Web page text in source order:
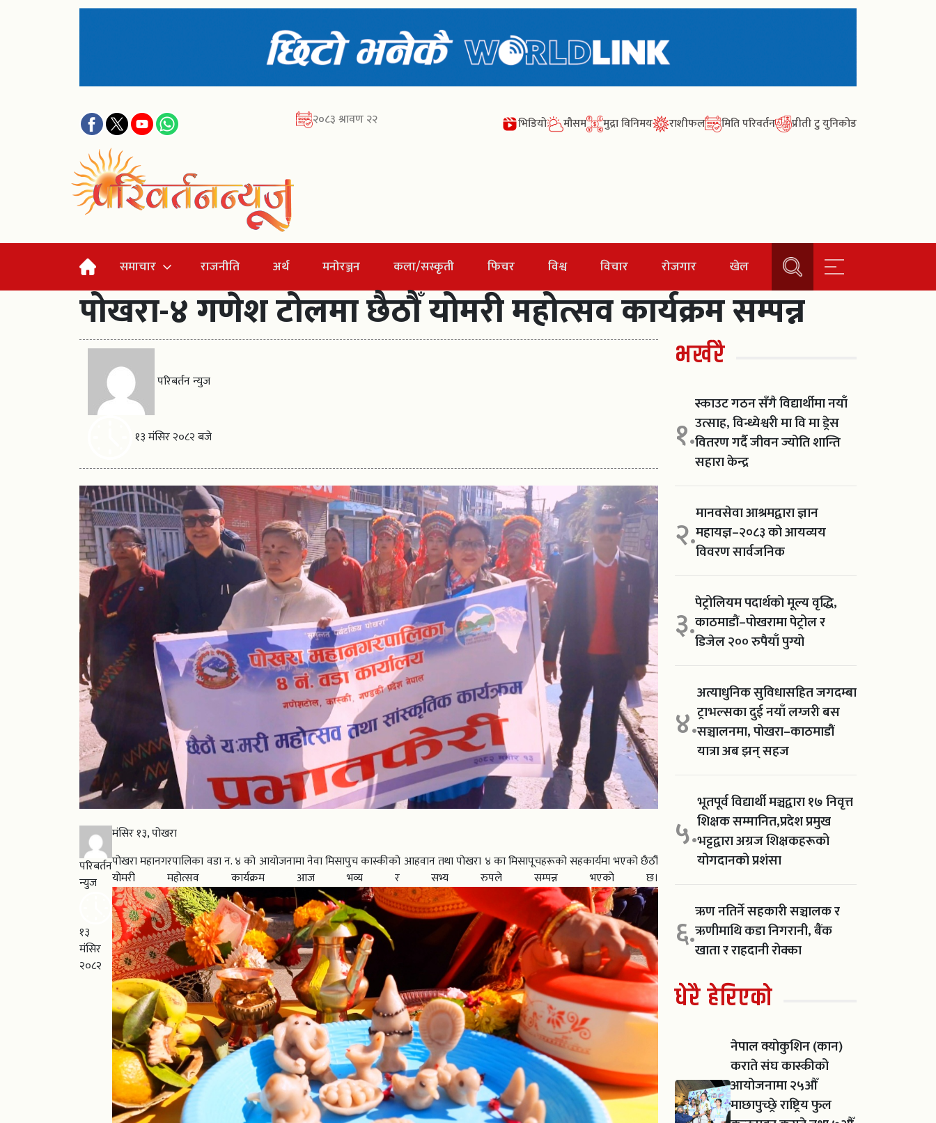
२०८३ श्रावण २२ भिडियो मौसम मुद्रा विनिमय राशीफल मिति परिवर्तन प्रीती टु युनिकोड
समाचार राजनीति अर्थ मनोरञ्जन कला/सस्कृती फिचर विश्व विचार रोजगार खेल
पोखरा-४ गणेश टोलमा छैठौँ योमरी महोत्सव कार्यक्रम सम्पन्न
परिबर्तन न्युज
१३ मंसिर २०८२ बजे
परिबर्तन
न्युज
१३
मंसिर
२०८२
मंसिर १३, पोखरा
पोखरा महानगरपालिका वडा न. ४ को आयोजनामा नेवा मिसापुच कास्कीको आहवान तथा पोखरा ४ का मिसापूचहरूको सहकार्यमा भएको छैठौं
योमरी महोत्सव कार्यक्रम आज भव्य र सभ्य रुपले सम्पन्न भएको छ।
भर्खरै
१.
स्काउट गठन सँगै विद्यार्थीमा नयाँ
उत्साह, विन्ध्येश्वरी मा वि मा ड्रेस
वितरण गर्दै जीवन ज्योति शान्ति
सहारा केन्द्र
२.मानवसेवा आश्रमद्वारा ज्ञान
महायज्ञ–२०८३ को आयव्यय
विवरण सार्वजनिक
३.पेट्रोलियम पदार्थको मूल्य वृद्धि,
काठमाडौं–पोखरामा पेट्रोल र
डिजेल २०० रुपैयाँ पुग्यो
४.
अत्याधुनिक सुविधासहित जगदम्बा
ट्राभल्सका दुई नयाँ लग्जरी बस
सञ्चालनमा, पोखरा–काठमाडौं
यात्रा अब झन् सहज
५.
भूतपूर्व विद्यार्थी मञ्चद्वारा १७ निवृत्त
शिक्षक सम्मानित,प्रदेश प्रमुख
भट्टद्वारा अग्रज शिक्षकहरूको
योगदानको प्रशंसा
६.ऋण नतिर्ने सहकारी सञ्चालक र
ऋणीमाथि कडा निगरानी, बैंक
खाता र राहदानी रोक्का
धेरै हेरिएको
नेपाल क्योकुशिन (कान)
कराते संघ कास्कीको
आयोजनामा २५औँ
माछापुच्छ्रे राष्ट्रिय फुल